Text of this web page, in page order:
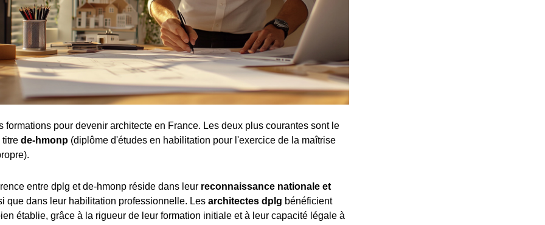
formations pour devenir architecte en France. Les deux plus courantes sont le
titre de-hmonp (diplôme d'études en habilitation pour l'exercice de la maîtrise
entre dplg et de-hmonp réside dans leur reconnaissance nationale et
que dans leur habilitation professionnelle. Les architectes dplg bénéficient
établie, grâce à la rigueur de leur formation initiale et à leur capacité légale à